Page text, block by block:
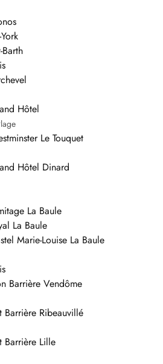
Hôtel
Le Touquet
Hôtel Dinard
La Baule
La Baule
Marie-Louise La Baule
Barrière Vendôme
Barrière Ribeauvillé
Barrière Lille